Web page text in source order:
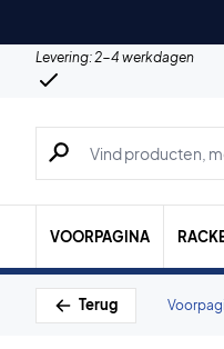
Levering: 2-4 werkdagen
Zoeken naar
VOORPAGINA
Terug